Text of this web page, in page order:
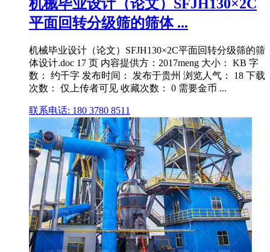
机械毕业设计（论文）SFJH130×2C
平面回转分级筛的筛体 ...
机械毕业设计（论文）SFJH130×2C平面回转分级筛的筛
体设计.doc 17 页 内容提供方：2017meng 大小： KB 字
数： 约千字 发布时间： 发布于贵州 浏览人气： 18 下载
次数： 仅上传者可见 收藏次数： 0 需要金币 ...
联系电话: 180 3780 8511